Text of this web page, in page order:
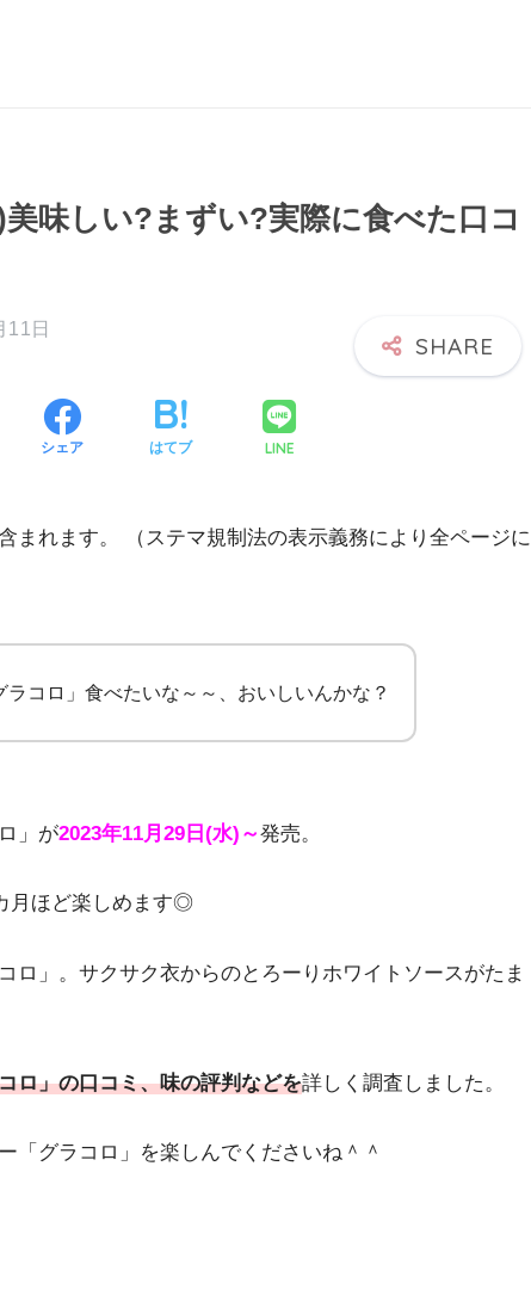
味しい?まずい?実際に食べた口コ
11日
シェア はてブ LINE
まれます。 （ステマ規制法の表示義務により全ページに
ラコロ」食べたいな～～、おいしいんかな？
」が2023年11月29日(水)～発売。
月ほど楽しめます◎
ロ」。サクサク衣からのとろーりホワイトソースがたま
ロ」の口コミ、味の評判などを詳しく調査しました。
「グラコロ」を楽しんでくださいね＾＾